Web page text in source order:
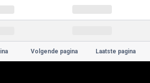
Volgende pagina Laatste pagina